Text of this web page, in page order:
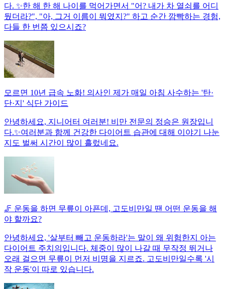
다. ✨한 해 한 해 나이를 먹어가면서 "어? 내가 차 열쇠를 어디
뒀더라?", "아, 그거 이름이 뭐였지?" 하고 순간 깜빡하는 경험,
다들 한 번쯤 있으시죠?
모르면 10년 급속 노화! 의사인 제가 매일 아침 사수하는 '탄·
단·지' 식단 가이드
안녕하세요, 지니어터 여러분! 비만 전문의 정승은 원장입니
다.✨여러분과 함께 건강한 다이어트 습관에 대해 이야기 나눈
지도 벌써 시간이 많이 흘렀네요.
🦵 운동을 하면 무릎이 아픈데, 고도비만일 땐 어떤 운동을 해
야 할까요?
안녕하세요, '살부터 빼고 운동하라'는 말이 왜 위험한지 아는
다이어트 주치의입니다. 체중이 많이 나갈 때 무작정 뛰거나
오래 걸으면 무릎이 먼저 비명을 지르죠. 고도비만일수록 '시
작 운동'이 따로 있습니다.